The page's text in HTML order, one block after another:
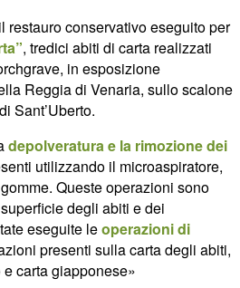
restauro conservativo eseguito per
, tredici abiti di carta realizzati
in esposizione
Reggia di Venaria, sullo scalone
Sant’Uberto.
depolveratura e la rimozione dei
utilizzando il microaspiratore,
Queste operazioni sono
degli abiti e dei
eseguite leoperazioni di
presenti sulla carta degli abiti,
carta giapponese»